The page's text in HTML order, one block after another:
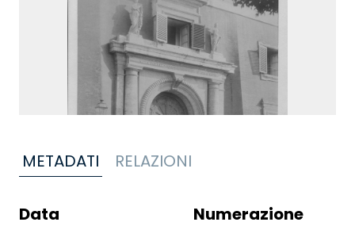
METADATI RELAZIONI
Data
Numerazione